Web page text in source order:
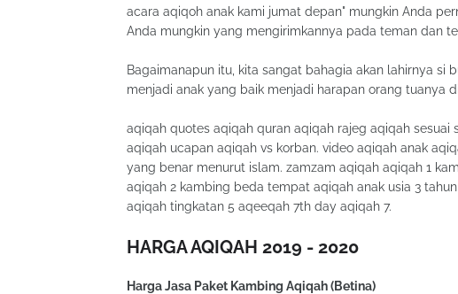
acara aqiqoh anak kami jumat depan" mungkin Anda
Anda mungkin yang mengirimkannya pada teman dan
Bagaimanapun itu, kita sangat bahagia akan lahirnya
menjadi anak yang baik menjadi harapan orang tuanya
aqiqah quotes aqiqah quran aqiqah rajeg aqiqah sesuai
aqiqah ucapan aqiqah vs korban. video aqiqah anak
yang benar menurut islam. zamzam aqiqah aqiqah 1
aqiqah 2 kambing beda tempat aqiqah anak usia 3
aqiqah tingkatan 5 aqeeqah 7th day aqiqah 7.
HARGA AQIQAH 2019 - 2020
Harga Jasa Paket Kambing Aqiqah (Betina)